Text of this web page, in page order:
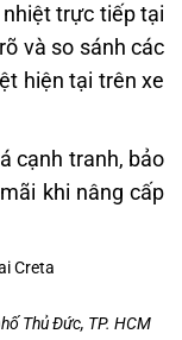
trực tiếp tại
và so sánh các
hiện tại trên xe
cạnh tranh, bảo
khi nâng cấp
Thủ Đức, TP. HCM